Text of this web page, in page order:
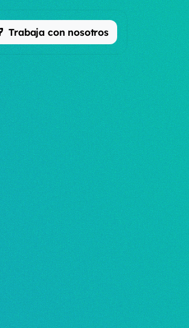
Trabaja con nosotros